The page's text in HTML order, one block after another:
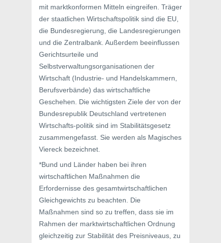
mit marktkonformen Mitteln eingreifen. Träger
der staatlichen Wirtschaftspolitik sind die EU,
die Bundesregierung, die Landesregierungen
und die Zentralbank. Außerdem beeinflussen
Gerichtsurteile und
Selbstverwaltungsorganisationen der
Wirtschaft (Industrie- und Handelskammern,
Berufsverbände) das wirtschaftliche
Geschehen. Die wichtigsten Ziele der von der
Bundesrepublik Deutschland vertretenen
Wirtschafts-politik sind im Stabilitätsgesetz
zusammengefasst. Sie werden als Magisches
Viereck bezeichnet.
*Bund und Länder haben bei ihren
wirtschaftlichen Maßnahmen die
Erfordernisse des gesamtwirtschaftlichen
Gleichgewichts zu beachten. Die
Maßnahmen sind so zu treffen, dass sie im
Rahmen der marktwirtschaftlichen Ordnung
gleichzeitig zur Stabilität des Preisniveaus, zu